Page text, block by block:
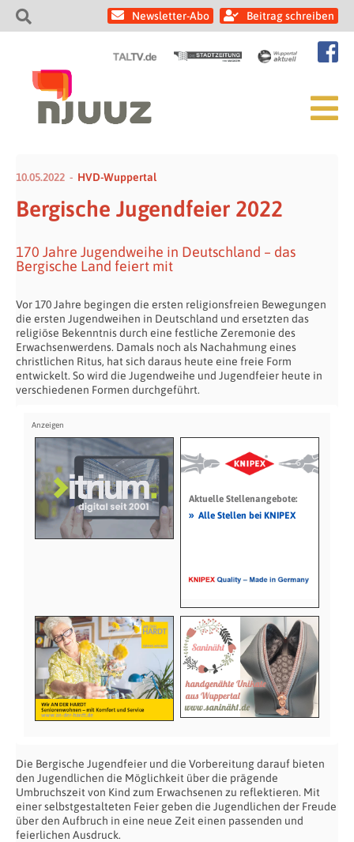
Newsletter-Abo Beitrag schreiben
10.05.2022 HVD-Wuppertal
Bergische Jugendfeier 2022
170 Jahre Jugendweihe in Deutschland – das
Bergische Land feiert mit
Vor 170 Jahre begingen die ersten religionsfreien Bewegungen
die ersten Jugendweihen in Deutschland und ersetzten das
religiöse Bekenntnis durch eine festliche Zeremonie des
Erwachsenwerdens. Damals noch als Nachahmung eines
christlichen Ritus, hat sich daraus heute eine freie Form
entwickelt. So wird die Jugendweihe und Jugendfeier heute in
verschiedenen Formen durchgeführt.
Aktuelle Stellenangebote:
» Alle Stellen bei KNIPEX
Die Bergische Jugendfeier und die Vorbereitung darauf bieten
den Jugendlichen die Möglichkeit über die prägende
Umbruchszeit von Kind zum Erwachsenen zu reflektieren. Mit
einer selbstgestalteten Feier geben die Jugendlichen der Freude
über den Aufbruch in eine neue Zeit einen passenden und
feierlichen Ausdruck.